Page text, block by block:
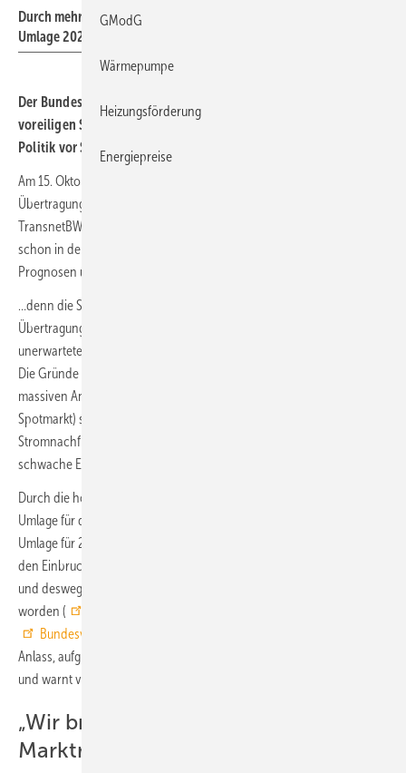
Durch mehrere Sondereffekte am Strommarkt könnte die EEG-
Umlage 2022 auf ein unrealistisch niedriges Niveau sinken.
Der Bundesverband Erneuerbare Energie (BEE) warnt vor
voreiligen Schlüssen aus Sondereffekten am Strommarkt und die
Politik vor Schnellschüssen bei der EEG-Umlage.
Am 15. Oktober 2021 werden die vier deutschen
Übertragungsnetzbetreiber 50Hertz, Amprion, TenneT und
TransnetBW die EEG-Umlage für das Jahr 2022 bekanntgeben. Wie
schon in den Vorjahren gibt es bereits im Vorfeld Diskussionen und
Prognosen und Diskussionen um die Prognosen…
…denn die Strompreise sind entgegen der Vorhersage der
Übertragungsnetzbetreiber in der letzten Zeit auf ein bisher
unerwartetes Niveau gestiegen, was prinzipiell die EEG-Umlage senkt.
Die Gründe für die gestiegenen Strompreise sind vielfältig: Neben dem
massiven Anstieg des Gaspreises auf über 150 Euro/MWh (15 Ct/kWh,
Spotmarkt) sind auch die CO
Stromnachfrage durch das Anziehen der Wirtschaft sowie die
schwache Einspeisung aus Windkraftanlagen dafür verantwortlich.
Durch die hohen Strompreise wird auch ein Absinken der EEG-
Umlage für das Jahr 2022 erwartet. Laut Agora Energiewende wird die
Umlage für 2022 bei etwa 3 bis 4 Ct/kWh liegen, für 2021 war sie durch
den Einbruch des Basisstrompreises auf über 9 Ct/kWh prognostiziert
und deswegen durch den Bundeshaushalt auf 6,5 ct/kWh gedeckelt
worden (
Bundesverband Erneuerbare Energie
Anlass, aufgrund der temporären Effekte voreilige Schlüsse zu ziehen
und warnt vor politischen Schnellschüssen.
„Wir brauchen eine Neuordnung des
Marktrahmens“
GModG
Wärmepumpe
Heizungsförderung
Energiepreise